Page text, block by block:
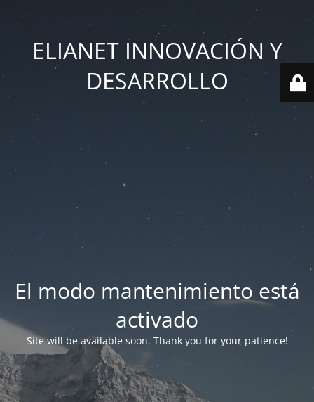
ELIANET INNOVACIÓN Y
DESARROLLO
El modo mantenimiento está
activado
Site will be available soon. Thank you for your patience!